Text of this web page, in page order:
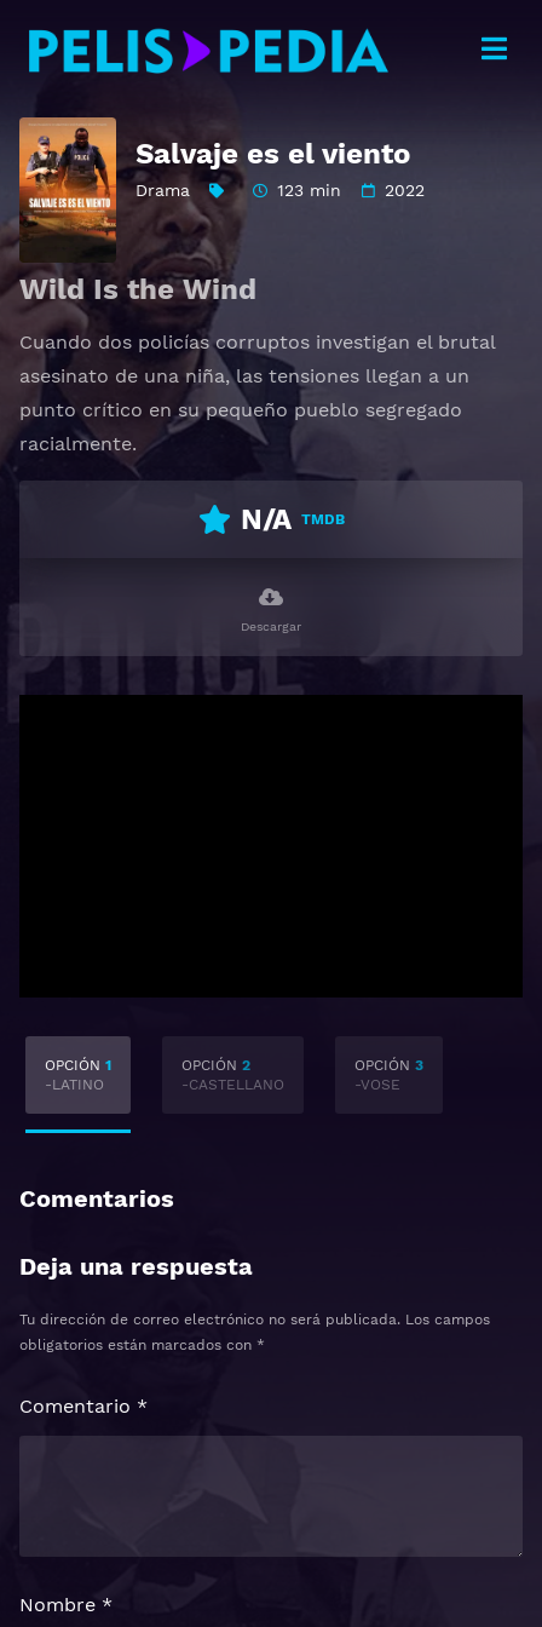
Salvaje es el viento
Drama 123 min 2022
Wild Is the Wind
Cuando dos policías corruptos investigan el brutal
asesinato de una niña, las tensiones llegan a un
punto crítico en su pequeño pueblo segregado
racialmente.
N/A TMDB
Descargar
OPCIÓN 1
-LATINO
OPCIÓN 2
-CASTELLANO
OPCIÓN 3
-VOSE
Comentarios
Deja una respuesta
Tu dirección de correo electrónico no será publicada. Los campos
obligatorios están marcados con *
Comentario *
Nombre *